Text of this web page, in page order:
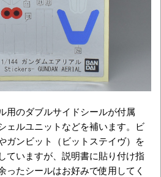
用のダブルサイドシールが付属
ェルユニットなどを補います。ビ
ガンビット（ビットステイヴ）を
ていますが、説明書に貼り付け指
ったシールはお好みで使用してく